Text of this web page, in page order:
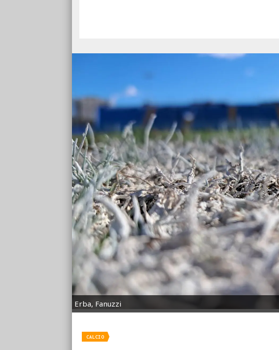
Erba, Fanuzzi
CALCIO